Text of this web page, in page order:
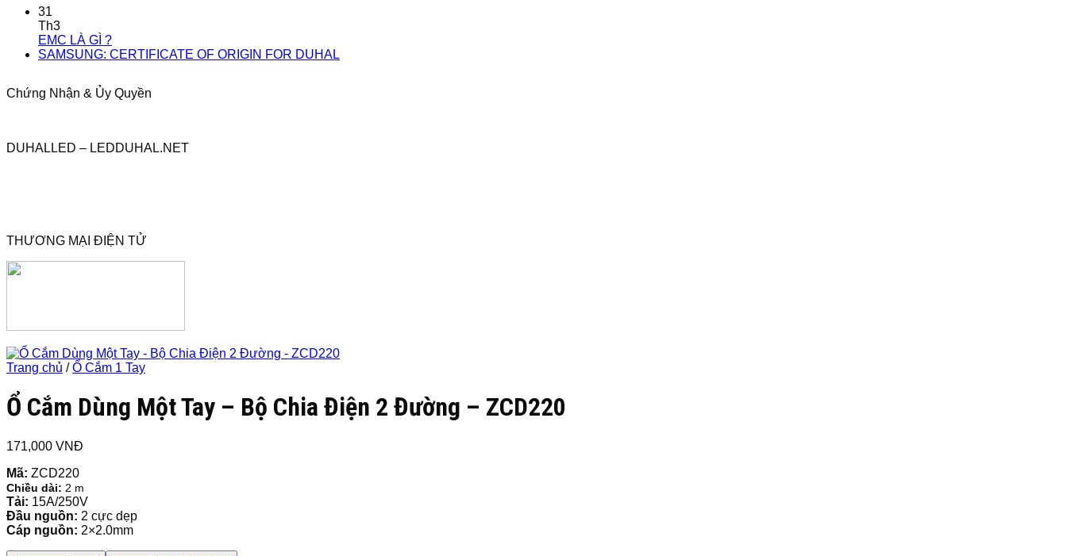
31
Th3
EMC LÀ GÌ ?
SAMSUNG: CERTIFICATE OF ORIGIN FOR DUHAL
Chứng Nhận & Ủy Quyền
DUHALLED – LEDDUHAL.NET
THƯƠNG MẠI ĐIỆN TỬ
Trang chủ / Ổ Cắm 1 Tay
Ổ Cắm Dùng Một Tay – Bộ Chia Điện 2 Đường – ZCD220
171,000 VNĐ
Mã: ZCD220
Chiều dài: 2 m
Tải: 15A/250V
Đầu nguồn: 2 cực dẹp
Cáp nguồn: 2×2.0mm